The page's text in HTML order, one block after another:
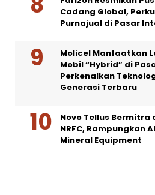
Cadang Global,
Purnajual di Pasar
Molicel Manfaatkan
Mobil “Hybrid” di
Perkenalkan
Generasi Terbaru
Novo Tellus Bermitra
NRFC, Rampungkan
Mineral Equipment